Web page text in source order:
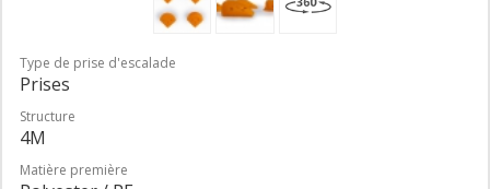
Type de prise d'escalade
Prises
Structure
4M
Matière première